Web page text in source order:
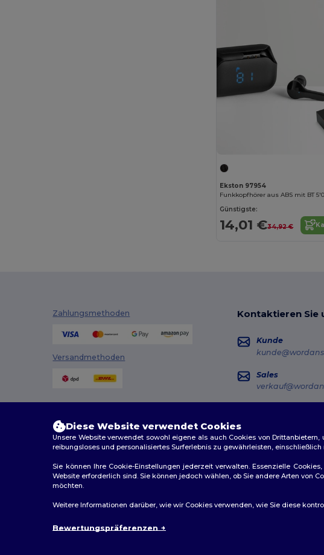
CamelBak (7)
Carhartt
Case Logic (18)
Caterpillar (2)
Chipolo (2)
Clubclass (20)
Craghoppers
Crocs (3)
Dickies (8)
Ekston 97954
Günstigste:
14,01 €34,92 €
Zahlungsmethoden
Versandmethoden
Kontaktieren Sie
Kunde
Sales
2026. Alle Rechte vorbehalten
Diese Website verwendet Cookies
Unsere Website verwendet sowohl eigene als auch Cookies von
reibungsloses und personalisiertes Surferlebnis zu gewährleisten,
Sie können Ihre Cookie-Einstellungen jederzeit verwalten. Essenzielle
Website erforderlich sind. Sie können jedoch wählen, ob Sie andere Arten von
möchten.
Weitere Informationen darüber, wie wir Cookies verwenden, wie Sie diese
Bewertungspräferenzen